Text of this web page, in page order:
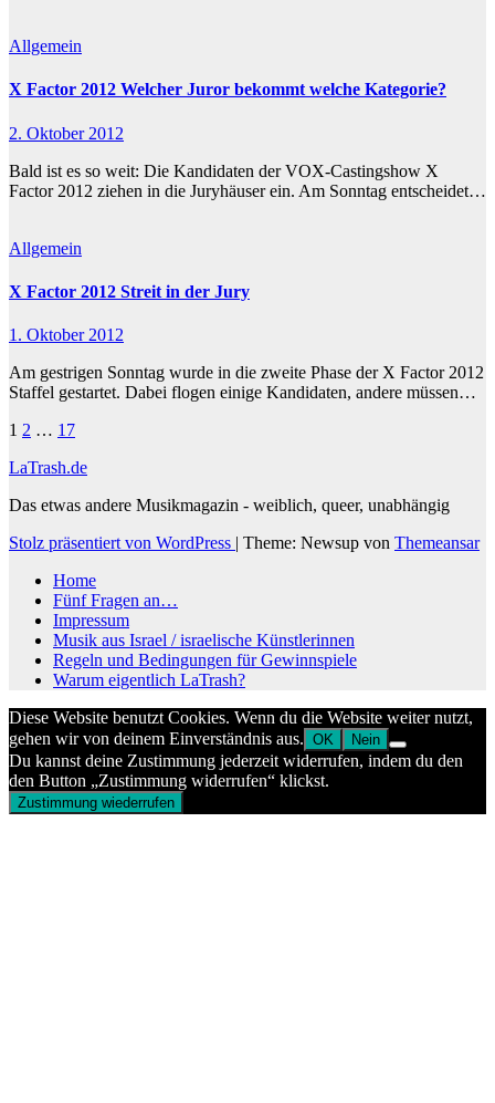
Allgemein
X Factor 2012 Welcher Juror bekommt welche Kategorie?
2. Oktober 2012
Bald ist es so weit: Die Kandidaten der VOX-Castingshow X
Factor 2012 ziehen in die Juryhäuser ein. Am Sonntag entscheidet…
Allgemein
X Factor 2012 Streit in der Jury
1. Oktober 2012
Am gestrigen Sonntag wurde in die zweite Phase der X Factor 2012
Staffel gestartet. Dabei flogen einige Kandidaten, andere müssen…
Seitennummerierung
der
Beiträge
1 2 … 17
LaTrash.de
Das etwas andere Musikmagazin - weiblich, queer, unabhängig
Stolz präsentiert von WordPress | Theme: Newsup von Themeansar
Home
Fünf Fragen an…
Impressum
Musik aus Israel / israelische Künstlerinnen
Regeln und Bedingungen für Gewinnspiele
Warum eigentlich LaTrash?
Diese Website benutzt Cookies. Wenn du die Website weiter nutzt,
gehen wir von deinem Einverständnis aus. OK Nein
Du kannst deine Zustimmung jederzeit widerrufen, indem du den
den Button „Zustimmung widerrufen“ klickst.
Zustimmung wiederrufen